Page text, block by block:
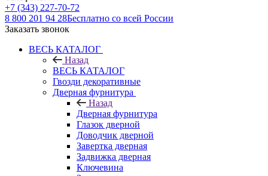
+7 (343) 227-70-72
8 800 201 94 28Бесплатно со всей России
Заказать звонок
ВЕСЬ КАТАЛОГ
Назад
ВЕСЬ КАТАЛОГ
Гвозди декоративные
Дверная фурнитура
Назад
Дверная фурнитура
Глазок дверной
Доводчик дверной
Завертка дверная
Задвижка дверная
Ключевина